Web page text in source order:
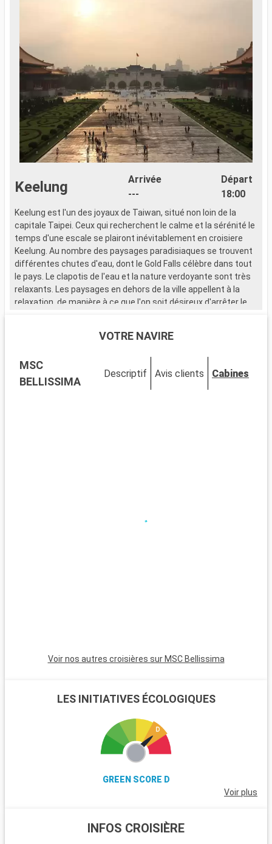
Keelung
Arrivée
---
Départ
18:00
Keelung est l'un des joyaux de Taiwan, situé non loin de la
capitale Taipei. Ceux qui recherchent le calme et la sérénité le
temps d'une escale se plairont inévitablement en croisiere
Keelung. Au nombre des paysages paradisiaques se trouvent
différentes chutes d'eau, dont le Gold Falls célèbre dans tout
le pays. Le clapotis de l'eau et la nature verdoyante sont très
relaxants. Les paysages en dehors de la ville appellent à la
relaxation, de manière à ce que l'on soit désireux d'arrêter le
culture orientale qui en émane. Les croisiéristes apprécient
oeuvres d'artistes taiwanais. Par ailleurs, il est possible de
poursuivre le périple vers d'autres destinations situées à
proximité, comme dans le détroit de Taiwan ou encore vers
VOTRE NAVIRE
MSC
BELLISSIMA
Descriptif Avis clients Cabines
Voir nos autres croisières sur MSC Bellissima
LES INITIATIVES ÉCOLOGIQUES
GREEN SCORE D
Voir plus
INFOS CROISIÈRE